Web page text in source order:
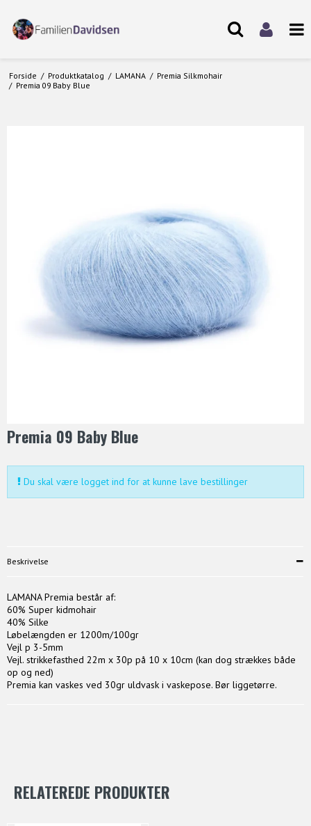
Forside / Produktkatalog / LAMANA / Premia Silkmohair
/ Premia 09 Baby Blue
Premia 09 Baby Blue
Du skal være logget ind for at kunne lave bestillinger
Beskrivelse
LAMANA Premia består af:
60% Super kidmohair
40% Silke
Løbelængden er 1200m/100gr
Vejl p 3-5mm
Vejl. strikkefasthed 22m x 30p på 10 x 10cm (kan dog strækkes både
op og ned)
Premia kan vaskes ved 30gr uldvask i vaskepose. Bør liggetørre.
RELATEREDE PRODUKTER